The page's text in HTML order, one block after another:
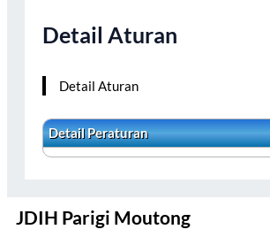
Detail Aturan
Detail Aturan
Detail Peraturan
JDIH Parigi Moutong